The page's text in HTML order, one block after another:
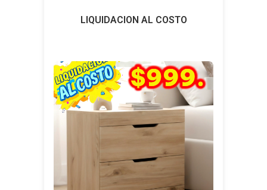
LIQUIDACION AL COSTO